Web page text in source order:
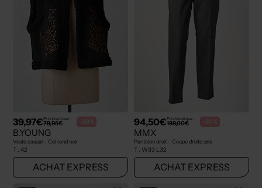
39,97€Prix boutique :
79,95€ -50%
B.YOUNG
Veste casual - Col rond noir
T : 42
ACHAT EXPRESS
94,50€Prix boutique :
189,00€ -50%
MMX
Pantalon droit - Coupe droite gris
T : W33 L32
ACHAT EXPRESS